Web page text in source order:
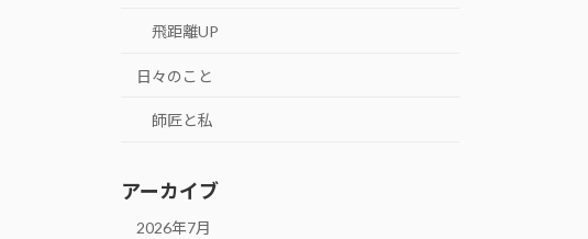
飛距離UP
日々のこと
師匠と私
アーカイブ
2026年7月